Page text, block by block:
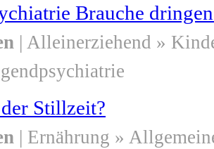
Brauche
| Alleinerziehend »
Stillzeit?
| Ernährung »